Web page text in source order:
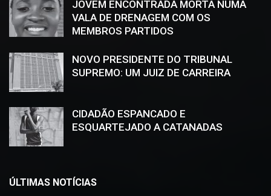
JOVEM ENCONTRADA MORTA NUMA
VALA DE DRENAGEM COM OS
MEMBROS PARTIDOS
NOVO PRESIDENTE DO TRIBUNAL
SUPREMO: UM JUIZ DE CARREIRA
CIDADÃO ESPANCADO E
ESQUARTEJADO A CATANADAS
ÚLTIMAS NOTÍCIAS